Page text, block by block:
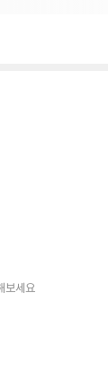
보세요